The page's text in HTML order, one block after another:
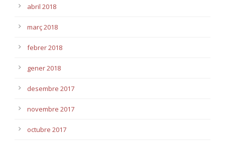
abril 2018
març 2018
febrer 2018
gener 2018
desembre 2017
novembre 2017
octubre 2017